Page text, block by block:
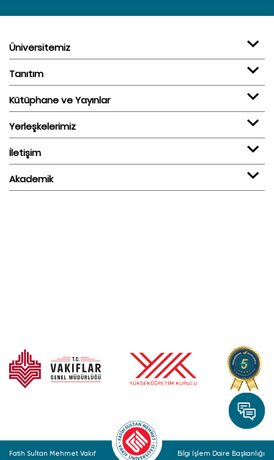
Üniversitemiz
Tanıtım
Kütüphane ve Yayınlar
Yerleşkelerimiz
İletişim
Akademik
Fatih Sultan Mehmet Vakıf Bilgi İşlem Daire Başkanlığı